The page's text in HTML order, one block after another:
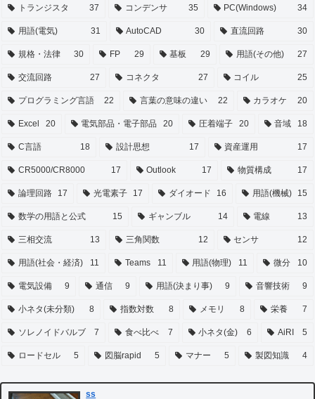
トランジスタ 37 コンデンサ 35 PC(Windows) 34
用語(電気) 31 AutoCAD 30 直流回路 30
規格・法律 30 FP 29 基板 29 用語(その他) 27
交流回路 27 コネクタ 27 コイル 25
プログラミング言語 22 言葉の意味の違い 22 カラオケ 20
Excel 20 電気部品・電子部品 20 圧着端子 20 音域 18
C言語 18 設計思想 17 資産運用 17
CR5000/CR8000 17 Outlook 17 物質構成 17
論理回路 17 光電素子 17 ダイオード 16 用語(機械) 15
数学の用語と公式 15 ギャンブル 14 電線 13
三相交流 13 三角関数 12 センサ 12
用語(社会・経済) 11 Teams 11 用語(物理) 11 微分 10
電気設備 9 通信 9 用語(決まり事) 9 音響技術 9
小ネタ(未分類) 8 指数対数 8 メモリ 8 栄養 7
ソレノイドバルブ 7 食べ比べ 7 小ネタ(金) 6 AiRI 5
ロードセル 5 図脳rapid 5 マナー 5 製図知識 4
ss